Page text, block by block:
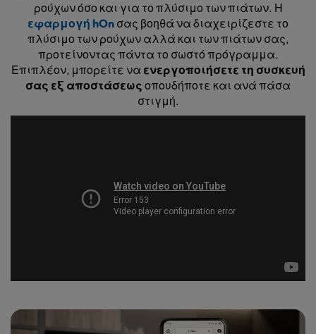
ρούχων όσο και για το πλύσιμο των πιάτων. Η
εφαρμογή hOn σας βοηθά να διαχειρίζεστε το
πλύσιμο των ρούχων αλλά και των πιάτων σας,
προτείνοντας πάντα το σωστό πρόγραμμα.
Επιπλέον, μπορείτε να ενεργοποιήσετε τη συσκευή
σας εξ αποστάσεως οπουδήποτε και ανά πάσα
στιγμή.